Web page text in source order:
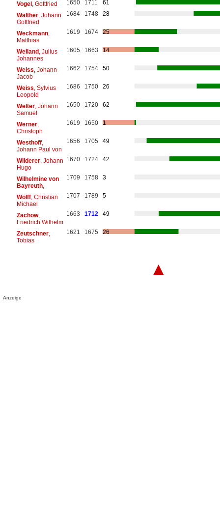
Vogel, Gottfried 1650 1711
61
Walther, Johann
Gottfried
1684 1748 28
Weckmann,
Matthias
1619 1674 25
Weiland, Julius
Johannes
1605 1663 14
Weiss , Johann
Jacob
1662 1754 50
Weiss , Sylvius
Leopold
1686 1750 26
Welter, Johann
Samuel
1650 1720 62
Werner,
Christoph
1619 1650 1
Westhoff,
Johann Paul von
1656 1705 49
Wilderer, Johann
Hugo
1670 1724 42
Wilhelmine von
Bayreuth,
1709 1758 3
Wolff, Christian
Michael
1707 1789 5
Zachow,
Friedrich Wilhelm
1663 1712 49
Zeutschner,
Tobias
1621 1675 26
▲
Anzeige